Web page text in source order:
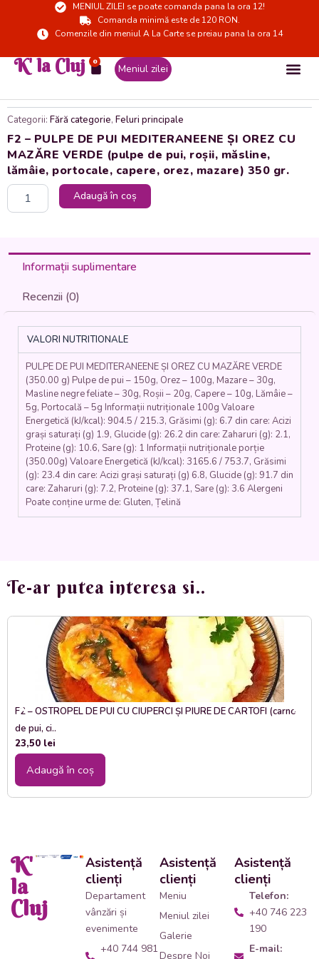
MENIUL ZILEI se poate comanda pana la ora 12!
Comanda minimă este de 120 RON.
Comenzile din meniul A La Carte se preiau pana la ora 14
K' la Cluj 0
Cart Meniul zilei
Categorii: Fără categorie, Feluri principale
F2 – PULPE DE PUI MEDITERANEENE ȘI OREZ CU
MAZĂRE VERDE (pulpe de pui, roșii, măsline,
lămâie, portocale, capere, orez, mazare) 350 gr.
Cantitate
MEDITERANEENE
OREZ
MAZĂRE
(pulpe
roșii,
măsline,
lămâie,
portocale,
capere,
orez,
mazare)
gr.
Adaugă în coș
Informații suplimentare
Recenzii (0)
VALORI NUTRITIONALE
PULPE DE PUI MEDITERANEENE ȘI OREZ CU MAZĂRE VERDE
(350.00 g) Pulpe de pui – 150g, Orez – 100g, Mazare – 30g,
Masline negre feliate – 30g, Roșii – 20g, Capere – 10g, Lămâie –
5g, Portocală – 5g Informații nutriționale 100g Valoare
Energetică (kJ/kcal): 904.5 / 215.3, Grăsimi (g): 6.7 din care: Acizi
grași saturați (g) 1.9, Glucide (g): 26.2 din care: Zaharuri (g): 2.1,
Proteine (g): 10.6, Sare (g): 1 Informații nutriționale porție
(350.00g) Valoare Energetică (kJ/kcal): 3165.6 / 753.7, Grăsimi
(g): 23.4 din care: Acizi grași saturați (g) 6.8, Glucide (g): 91.7 din
care: Zaharuri (g): 7.2, Proteine (g): 37.1, Sare (g): 3.6 Alergeni
Poate conține urme de: Gluten, Țelină
Te-ar putea interesa si..
F2 – OSTROPEL DE PUI CU CIUPERCI ȘI PIURE DE CARTOFI (carne
de pui, ci..
23,50 lei
Adaugă în coș
K'
la
Cluj
Asistență
clienți
Departament
vânzări și
evenimente
+40 744 981
Asistență
clienți
Meniu
Meniul zilei
Galerie
Despre Noi
Asistență
clienți
Telefon:
+40 746 223
190
E-mail: